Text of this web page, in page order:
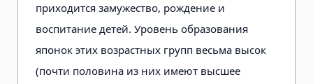
приходится замужество, рождение и
воспитание детей. Уровень образования
японок этих возрастных групп весьма высок
(почти половина из них имеют высшее